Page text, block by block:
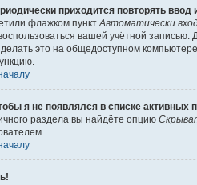
приходится повторять ввод
флажком пунктАвтоматически
вашей учётной
это на общедоступном
я не появлялся в списке активных
раздела вы найдёте опцию